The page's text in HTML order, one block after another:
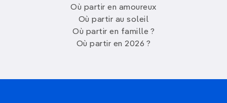
Où partir en amoureux
Où partir au soleil
Où partir en famille ?
Où partir en 2026 ?